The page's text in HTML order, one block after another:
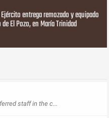
entrega remozado y equipado
El Pozo, en María Trinidad
staff in the c...